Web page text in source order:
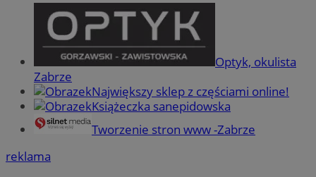
Optyk, okulista
Zabrze
Największy sklep z częściami online!
Książeczka sanepidowska
Tworzenie stron www -Zabrze
reklama